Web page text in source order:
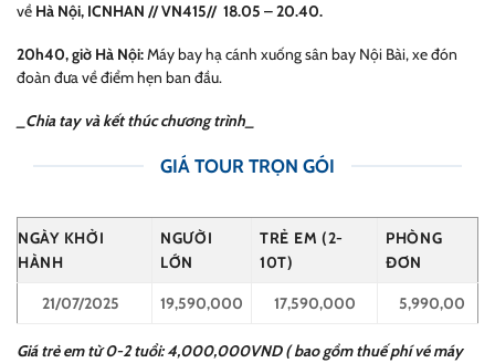
về Hà Nội, ICNHAN // VN415// 18.05 – 20.40.
20h40, giờ Hà Nội:Máy bay hạ cánh xuống sân bay Nội Bài, xe đón
đoàn đưa về điểm hẹn ban đầu.
_Chia tay và kết thúc chương trình_
GIÁ TOUR TRỌN GÓI
NGÀY KHỞI
HÀNH
NGƯỜI
LỚN
TRẺ EM (2-
10T)
PHÒNG
ĐƠN
21/07/2025 19,590,000 17,590,000 5,990,00
Giá trẻ em từ 0-2 tuổi: 4,000,000VND ( bao gồm thuế phí vé máy